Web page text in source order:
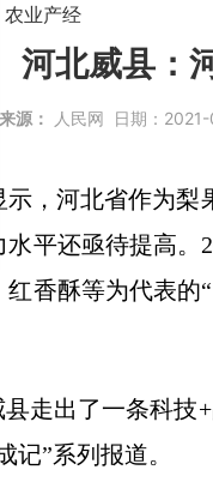
农业产经
河北威县：
来源： 人民网 日期：
示，河北省作为
平还亟待提高
香酥等为代表
县走出了一条科
记”系列报道。